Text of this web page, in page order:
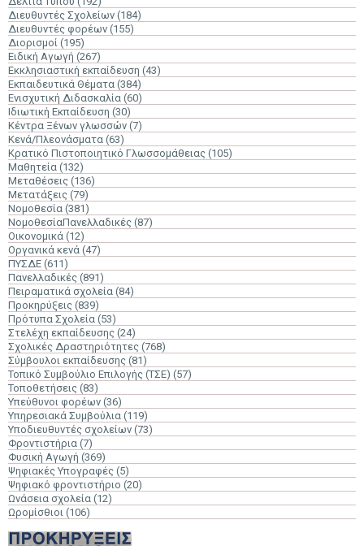
Διευθυντές Σχολείων (184)
Διευθυντές φορέων (155)
Διορισμοί (195)
Ειδική Αγωγή (267)
Εκκλησιαστική εκπαίδευση (43)
Εκπαιδευτικά Θέματα (384)
Ενισχυτική Διδασκαλία (60)
Ιδιωτική Εκπαίδευση (30)
Κέντρα Ξένων γλωσσών (7)
Κενά/Πλεονάσματα (63)
Κρατικό Πιστοποιητικό Γλωσσομάθειας (105)
Μαθητεία (132)
Μεταθέσεις (136)
Μετατάξεις (79)
Νομοθεσία (381)
ΝομοθεσίαΠανελλαδικές (87)
Οικονομικά (12)
Οργανικά κενά (47)
ΠΥΣΔΕ (611)
Πανελλαδικές (891)
Πειραματικά σχολεία (84)
Προκηρύξεις (839)
Πρότυπα Σχολεία (53)
Στελέχη εκπαίδευσης (24)
Σχολικές Δραστηριότητες (768)
Σύμβουλοι εκπαίδευσης (81)
Τοπικό Συμβούλιο Επιλογής (ΤΣΕ) (57)
Τοποθετήσεις (83)
Υπεύθυνοι φορέων (36)
Υπηρεσιακά Συμβούλια (119)
Υποδιευθυντές σχολείων (73)
Φροντιστήρια (7)
Φυσική Αγωγή (369)
Ψηφιακές Υπογραφές (5)
Ψηφιακό φροντιστήριο (20)
Ωνάσεια σχολεία (12)
Ωρομίσθιοι (106)